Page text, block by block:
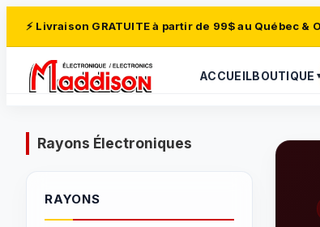
⚡ Livraison GRATUITE à partir de 99$ au Québec
ACCUEILBOUTIQUE
Rayons Électroniques
RAYONS